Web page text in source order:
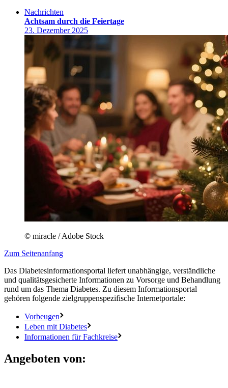
Nachrichten
Achtsam durch die Feiertage
23. Dezember 2025
© miracle / Adobe Stock
Zum Seitenanfang
Das Diabetesinformationsportal liefert unabhängige, verständliche
und qualitätsgesicherte Informationen zu Vorsorge und Behandlung
rund um das Thema Diabetes. Zu diesem Informationsportal
gehören folgende zielgruppenspezifische Internetportale:
Vorbeugen
Leben mit Diabetes
Informationen für Fachkreise
Angeboten von: